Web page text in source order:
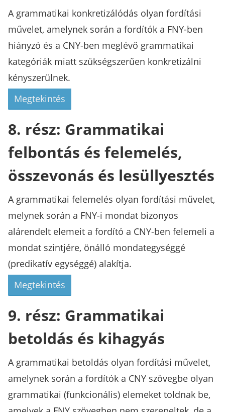
A grammatikai konkretizálódás olyan fordítási
művelet, amelynek során a fordítók a FNY-ben
hiányzó és a CNY-ben meglévő grammatikai
kategóriák miatt szükségszerűen konkretizálni
kényszerülnek.
Megtekintés
8. rész: Grammatikai
felbontás és felemelés,
összevonás és lesüllyesztés
A grammatikai felemelés olyan fordítási művelet,
melynek során a FNY-i mondat bizonyos
alárendelt elemeit a fordító a CNY-ben felemeli a
mondat szintjére, önálló mondategységgé
(predikatív egységgé) alakítja.
Megtekintés
9. rész: Grammatikai
betoldás és kihagyás
A grammatikai betoldás olyan fordítási művelet,
amelynek során a fordítók a CNY szövegbe olyan
grammatikai (funkcionális) elemeket toldnak be,